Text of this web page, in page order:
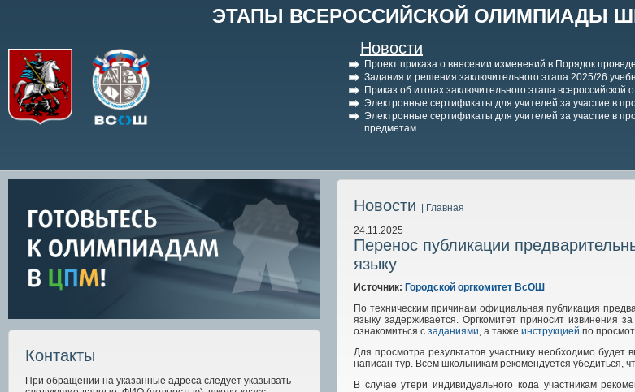
ЭТАПЫ ВСЕРОССИЙСКОЙ ОЛИМПИАДЫ
Новости
Проект приказа о внесении изменений в Порядок
Задания и решения заключительного этапа 2025/26
Приказ об итогах заключительного этапа
Электронные сертификаты для учителей за участие в
Электронные сертификаты для учителей за участие в
предметам
Контакты
При обращении на указанные адреса следует указывать
Новости
| Главная
24.11.2025
Перенос публикации
языку
Источник: Городской оргкомитет ВсОШ
По техническим причинам официальная публикация
языку задерживается. Оргкомитет приносит извинения
ознакомиться с заданиями, а также инструкцией по
Для просмотра результатов участнику необходимо
написан тур. Всем школьникам рекомендуется убедиться,
В случае утери индивидуального кода участникам